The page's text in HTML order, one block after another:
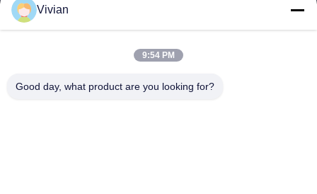
0086-158-1879-0524
Vivian
9:54 PM
Good day, what product are you looking for?